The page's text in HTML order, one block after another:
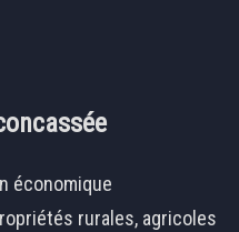
économique
rurales, agricoles